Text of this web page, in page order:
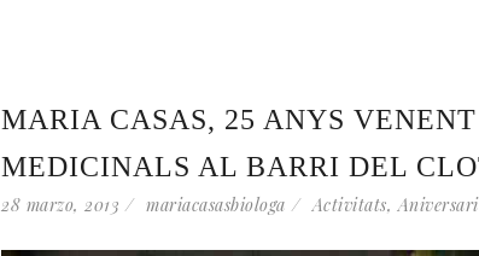
MARIA CASAS, 25 ANYS
MEDICINALS AL BARRI DEL
28 marzo, 2013 mariacasasbiologa Activitats,